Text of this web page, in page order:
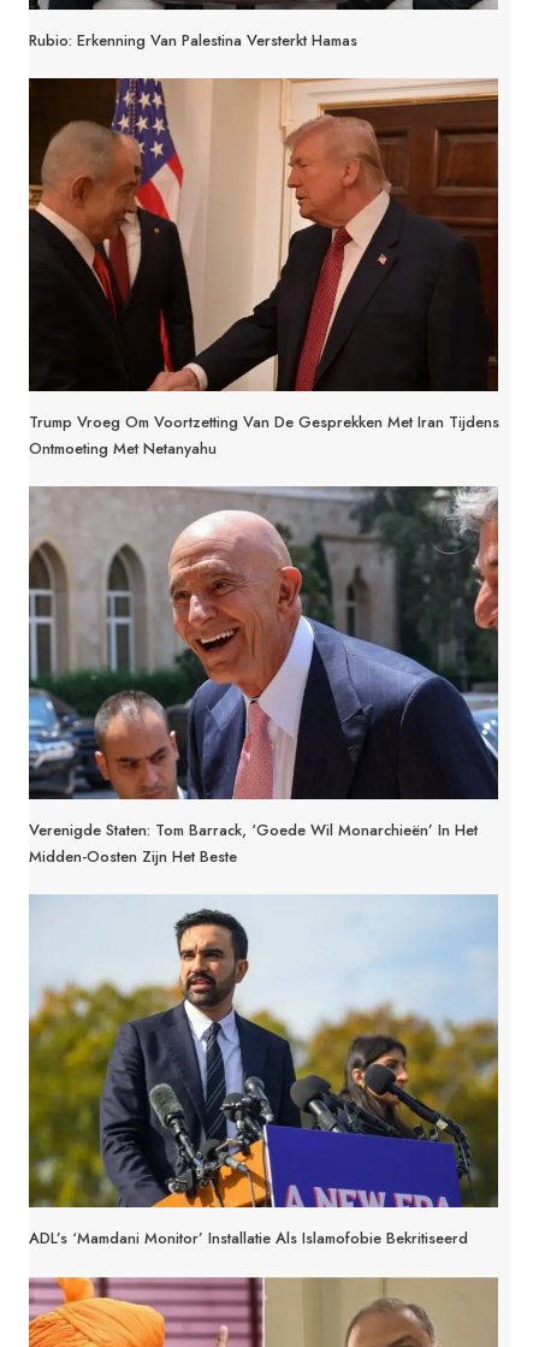
Rubio: Erkenning Van Palestina Versterkt Hamas
Trump Vroeg Om Voortzetting Van De Gesprekken Met Iran Tijdens
Ontmoeting Met Netanyahu
Verenigde Staten: Tom Barrack, ‘goede Wil Monarchieën’ In Het
Midden-Oosten Zijn Het Beste
ADL’s ‘Mamdani Monitor’ Installatie Als Islamofobie Bekritiseerd